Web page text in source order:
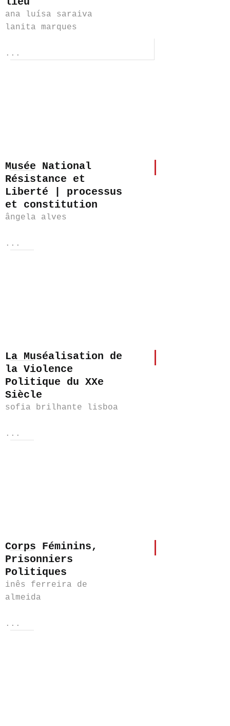
ana luísa saraiva
lanita marques
...
Musée National
Résistance et
Liberté | processus
et constitution
ângela alves
...
La Muséalisation de
la Violence
Politique du XXe
Siècle
sofia brilhante lisboa
...
Corps Féminins,
Prisonniers
Politiques
inês ferreira de
almeida
...